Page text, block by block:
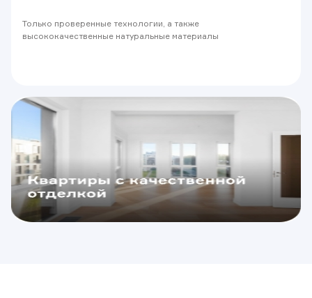
Только проверенные технологии, а также
высококачественные натуральные материалы